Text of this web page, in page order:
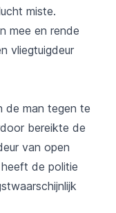
miste.
mee en rende
vliegtuigdeur
de man tegen te
bereikte de
van open
de politie